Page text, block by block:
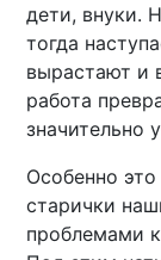
дети, внуки.
тогда
вырастают и
работа
значительно
Особенно
старички
проблемами